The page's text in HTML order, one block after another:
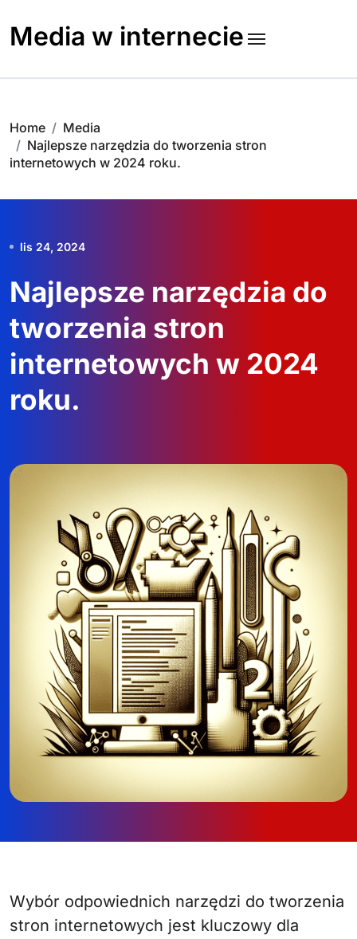
content
Media w internecie
Home
Media
Najlepsze narzędzia do tworzenia stron
internetowych w 2024 roku.
lis 24, 2024
Najlepsze narzędzia do
tworzenia stron
internetowych w 2024
roku.
Wybór odpowiednich narzędzi do tworzenia
stron internetowych jest kluczowy dla